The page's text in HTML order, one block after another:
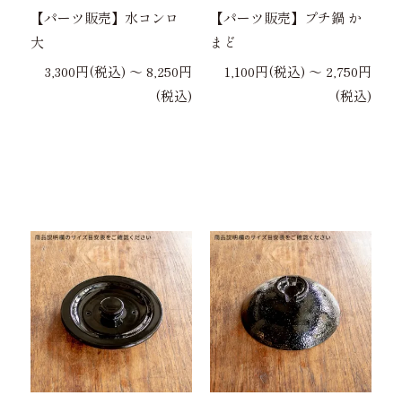
【パーツ販売】水コンロ
大
3,300円(税込) 〜 8,250円
(税込)
【パーツ販売】プチ鍋 か
まど
1,100円(税込) 〜 2,750円
(税込)